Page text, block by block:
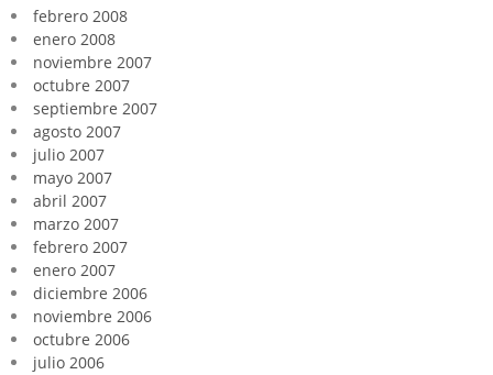
febrero 2008
enero 2008
noviembre 2007
octubre 2007
septiembre 2007
agosto 2007
julio 2007
mayo 2007
abril 2007
marzo 2007
febrero 2007
enero 2007
diciembre 2006
noviembre 2006
octubre 2006
julio 2006